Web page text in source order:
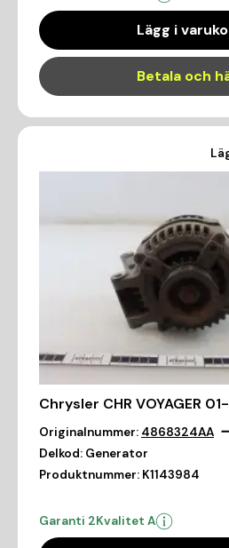
Lägg i
Betala och
Chrysler CHR VOYAGER
Originalnummer: 4868324AA
Delkod: Generator
Produktnummer: K1143984
Garanti 2Kvalitet A